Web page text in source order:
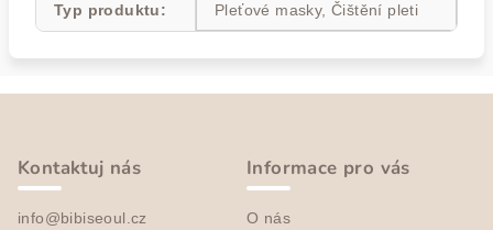
Typ produktu: Pleťové masky, Čištění pleti
Kontaktuj nás
info@bibiseoul.cz
Informace pro vás
O nás